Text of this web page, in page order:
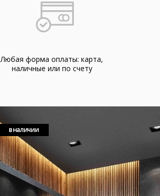
Любая форма оплаты: карта,
наличные или по счету
в наличии